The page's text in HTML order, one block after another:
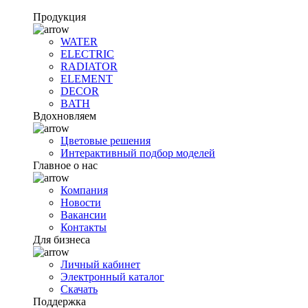
Продукция
WATER
ELECTRIC
RADIATOR
ELEMENT
DECOR
BATH
Вдохновляем
Цветовые решения
Интерактивный подбор моделей
Главное о нас
Компания
Новости
Вакансии
Контакты
Для бизнеса
Личный кабинет
Электронный каталог
Скачать
Поддержка